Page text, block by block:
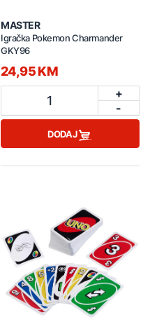
MASTER
Igračka Pokemon Charmander
GKY96
24,95 KM
1
+
-
DODAJ